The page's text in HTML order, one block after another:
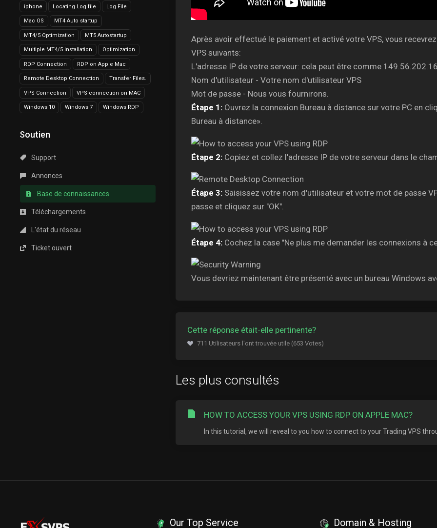
iphone Locating Log file Log File
Mac OS MT4 Auto startup
MT4/5 Optimization MT5 Autostartup
Multiple MT4/5 Installation Optimization
RDP Connection RDP on Apple Mac
Remote Desktop Connection Transfer Files.
VPS Connection VPS connection on MAC
Windows 10 Windows 7 Windows RDP
Soutien
Support
Annonces
Base de connaissances
Téléchargements
L'état du réseau
Ticket ouvert
Après avoir effectué le paiement et activé votre VPS, vous
VPS suivants:
L'adresse IP de votre serveur: cela peut être comme 149.56.202.16
Nom d'utilisateur - Votre nom d'utilisateur VPS
Mot de passe - Nous vous fournirons.
Étape 1: Ouvrez la connexion Bureau à distance sur votre PC en
Bureau à distance».
Étape 2: Copiez et collez l'adresse IP de votre serveur dans le
Étape 3: Saisissez votre nom d'utilisateur et votre mot de passe
passe et cliquez sur "OK".
Étape 4: Cochez la case "Ne plus me demander les connexions à
Vous devriez maintenant être présenté avec un bureau Windows
Cette réponse était-elle pertinente?
711 Utilisateurs l'ont trouvée utile (653 Votes)
Les plus consultés
HOW TO ACCESS YOUR VPS USING RDP ON APPLE MAC?
In this tutorial, we will reveal to you how to connect to your Trading VPS
Our Top Service Domain & Hosting